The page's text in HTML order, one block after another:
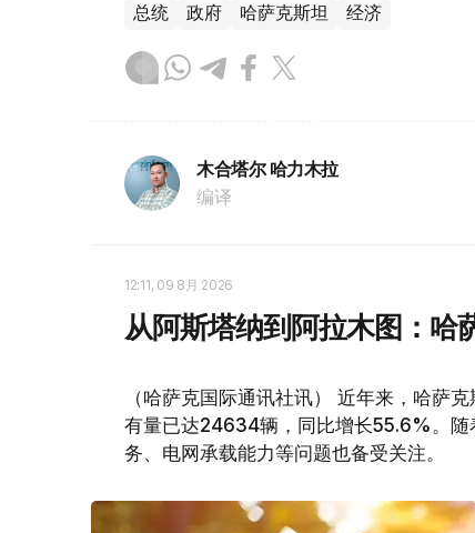
总统 政府 哈萨克斯坦 经济
木合塔尔 哈力木拉
编译
12:11, 09 8月 2026
从阿斯塔纳到阿拉木图：哈
（哈萨克国际通讯社讯） 近年来，哈萨
有量已达24634辆，同比增长55.6%。随
务、电网承载能力等问题也备受关注。